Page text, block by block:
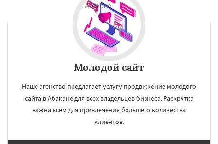
Молодой сайт
Наше агенство предлагает услугу продвижение молодого
сайта в Абакане для всех владельцев бизнеса. Раскрутка
важна всем для привлечения большего количества
клиентов.